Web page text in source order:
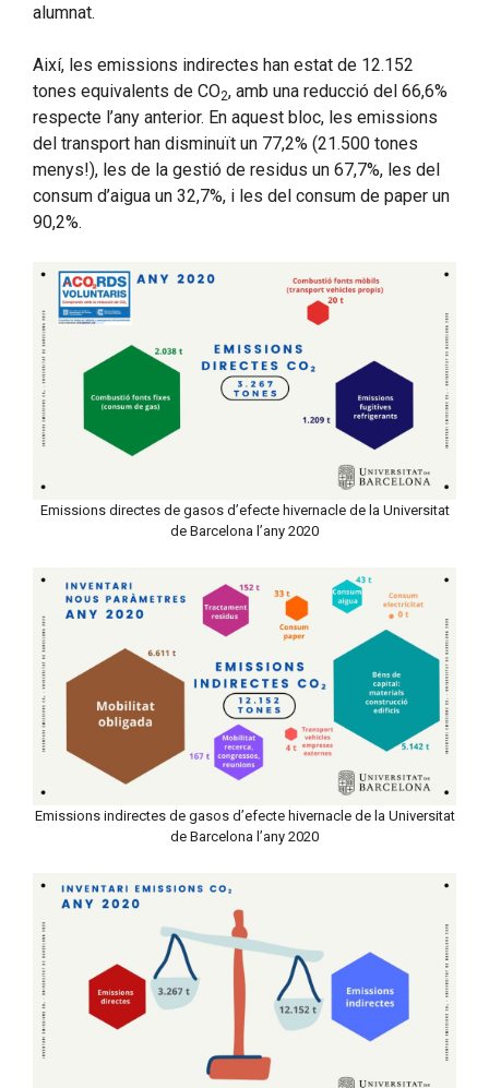
alumnat.
Així, les emissions indirectes han estat de 12.152
tones equivalents de CO2, amb una reducció del 66,6%
respecte l’any anterior. En aquest bloc, les emissions
del transport han disminuït un 77,2% (21.500 tones
menys!), les de la gestió de residus un 67,7%, les del
consum d’aigua un 32,7%, i les del consum de paper un
90,2%.
Emissions directes de gasos d’efecte hivernacle de la Universitat
de Barcelona l’any 2020
Emissions indirectes de gasos d’efecte hivernacle de la Universitat
de Barcelona l’any 2020